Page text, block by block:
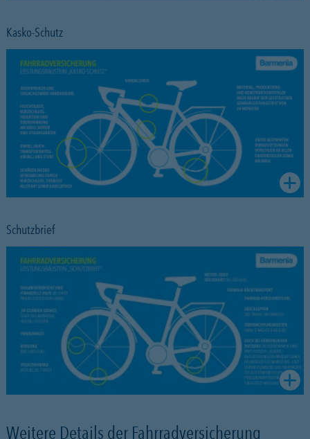
Kasko-Schutz
Schutzbrief
Weitere Details der Fahrradversicherung